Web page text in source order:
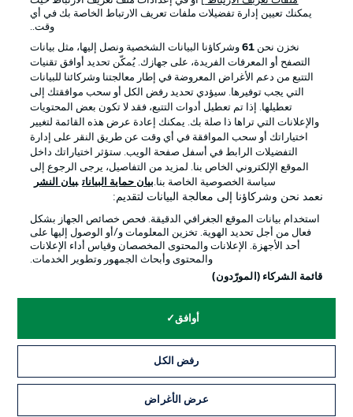
تطبيق الدوري الألماني
Official Partners
إدارة التفضيلات بيان الخصوصية
القنوات الناقلة
الوظائف جهة النشر
يمكنك تعيين إدارة تفضيلات ملفات تعريف الارتباط الخاصة بك في أي
وقت..
نخزن نحن 61وشركاؤنا البيانات الشخصية ونصل إليها، مثل بيانات
التصفح أو المعرفات الفريدة، على جهازك. يُمكّن تحديد أوافق تقنيات
التتبع من دعم الأغراض المعروضة في إطار معالجتنا وشركائنا للبيانات
التي يجب توفيرها. سيؤدي تحديد رفض الكل أو سحب موافقتك إلى
تعطيلها. إذا تم تعطيل أدوات التتبع، فقد لا تكون بعض المحتويات
والإعلانات التي تراها ذا صلة بك. يمكنك إعادة عرض هذه القائمة لتغيير
اختياراتك أو سحب الموافقة في أي وقت عن طريق النقر على إدارة
التفضيلات الرابط في أسفل صفحة الويب. ستؤثر اختياراتك داخل
الموقع الإلكتروني الخاص بنا. لمزيد من التفاصيل، يرجى الرجوع إلى
سياسة الخصوصية الخاصة بنا.بيان حماية البيانات بيان النشر
نعمد نحن وشركاؤنا إلى معالجة البيانات لتقديم:
استخدام بيانات الموقع الجغرافي الدقيقة. فحص خصائص الجهاز بشكل
فعال من أجل تحديد الهوية. تخزين المعلومات و/أو الوصول إليها على
أحد الأجهزة. الإعلانات والمحتوى المخصصان وقياس أداء الإعلانات
والمحتوى وأبحاث الجمهور وتطوير الخدمات.
قائمة الشركاء (المورّدون)
أوافق
رفض الكل
عرض الأغراض